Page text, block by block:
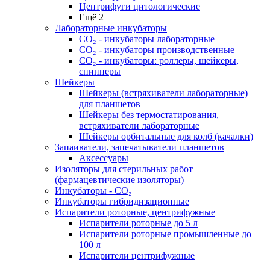
Центрифуги цитологические
Ещё 2
Лабораторные инкубаторы
СО₂ - инкубаторы лабораторные
СО₂ - инкубаторы производственные
СО₂ - инкубаторы: роллеры, шейкеры,
спиннеры
Шейкеры
Шейкеры (встряхиватели лабораторные)
для планшетов
Шейкеры без термостатирования,
встряхиватели лабораторные
Шейкеры орбитальные для колб (качалки)
Запаиватели, запечатыватели планшетов
Аксессуары
Изоляторы для стерильных работ
(фармацевтические изоляторы)
Инкубаторы - CO₂
Инкубаторы гибридизационные
Испарители роторные, центрифужные
Испарители роторные до 5 л
Испарители роторные промышленные до
100 л
Испарители центрифужные